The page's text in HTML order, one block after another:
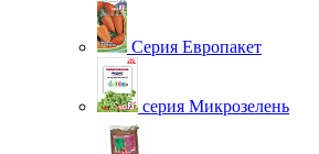
Серия Европакет
серия Микрозелень